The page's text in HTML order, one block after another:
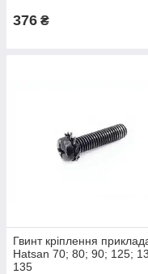
376 ₴
Гвинт кріплення
Hatsan 70; 80; 90; 125;
135